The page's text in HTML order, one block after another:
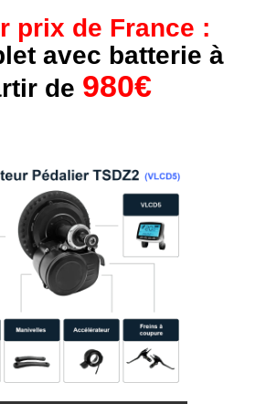
prix de France :
avec batterie à
de 980€